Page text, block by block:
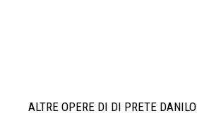
ALTRE OPERE DI DI PRETE DANILO